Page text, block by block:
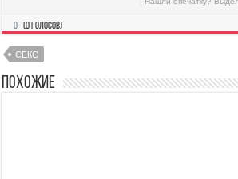
0 (0 голосов)
СЕКС
Похожие